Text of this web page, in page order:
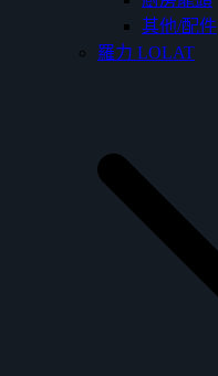
其他/配件
羅力 LOLAT